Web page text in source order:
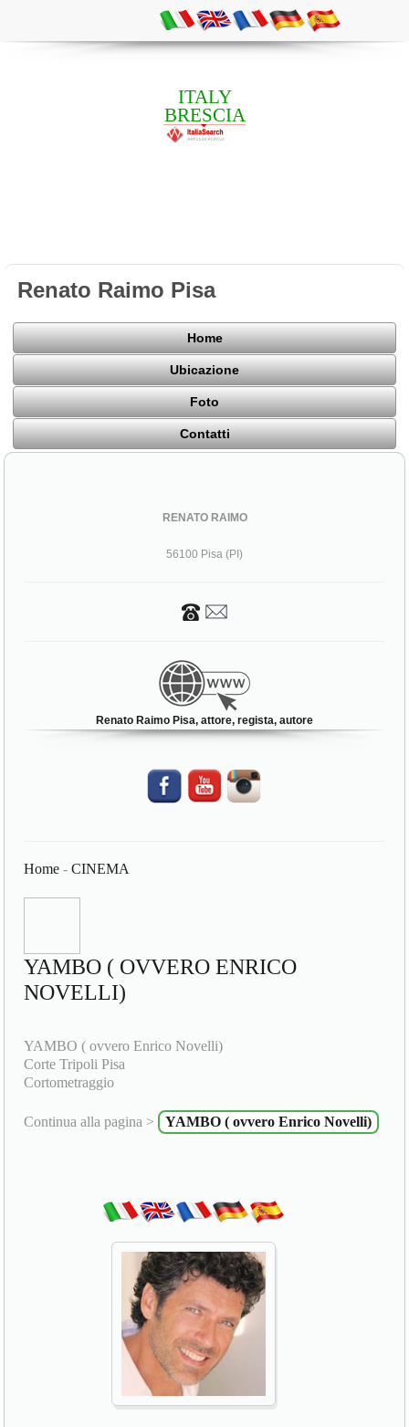
ITALY
BRESCIA
Renato Raimo Pisa
Home
Ubicazione
Foto
Contatti
RENATO RAIMO
56100 Pisa (PI)
Renato Raimo Pisa, attore, regista, autore
Home -CINEMA
YAMBO ( OVVERO ENRICO
NOVELLI)
YAMBO ( ovvero Enrico Novelli)
Corte Tripoli Pisa
Cortometraggio
Continua alla pagina > YAMBO ( ovvero Enrico Novelli)